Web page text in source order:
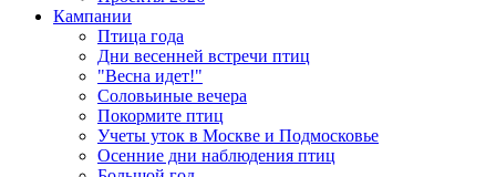
Кампании
Птица года
Дни весенней встречи птиц
"Весна идет!"
Соловьиные вечера
Покормите птиц
Учеты уток в Москве и Подмосковье
Осенние дни наблюдения птиц